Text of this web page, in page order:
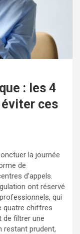
: les 4
ces
la journée
de
d’appels.
ont réservé
qui
quatre chiffres
de filtrer une
restant prudent,